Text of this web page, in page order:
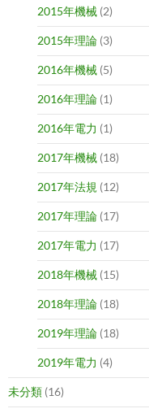
2015年機械 (2)
2015年理論 (3)
2016年機械 (5)
2016年理論 (1)
2016年電力 (1)
2017年機械 (18)
2017年法規 (12)
2017年理論 (17)
2017年電力 (17)
2018年機械 (15)
2018年理論 (18)
2019年理論 (18)
2019年電力 (4)
未分類 (16)